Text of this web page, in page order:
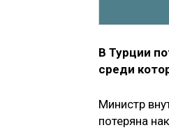
В Турции
среди
Министр
потеряна